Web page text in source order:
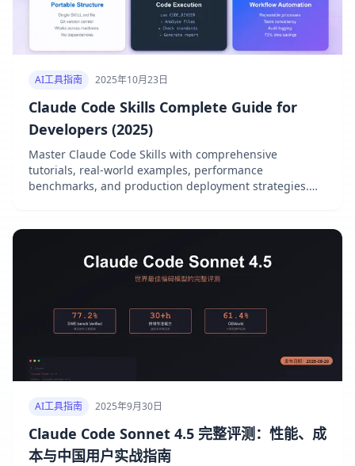
AI工具指南 2025年10月23日
Claude Code Skills Complete Guide for
Developers (2025)
Master Claude Code Skills with comprehensive
tutorials, real-world examples, performance
benchmarks, and production deployment strategies.
AI工具指南 2025年9月30日
Claude Code Sonnet 4.5 完整评测：性能、成
本与中国用户实战指南